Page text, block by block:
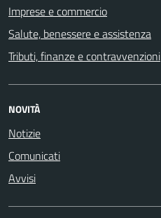
Imprese e commercio
Salute, benessere e assistenza
Tributi, finanze e contravvenzioni
NOVITÀ
Notizie
Comunicati
Avvisi